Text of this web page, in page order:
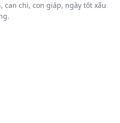
can chi, con giáp, ngày tốt xấu